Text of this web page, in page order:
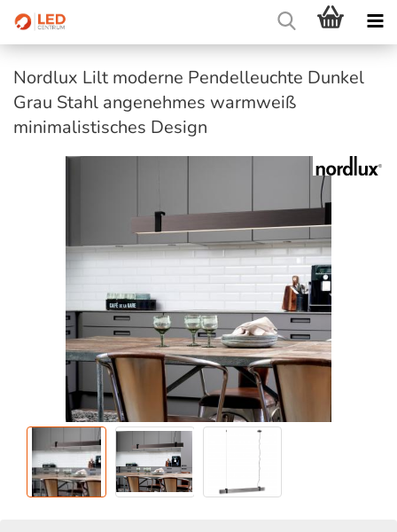
Nordlux Lilt moderne Pendelleuchte Dunkel
Grau Stahl angenehmes warmweiß
minimalistisches Design